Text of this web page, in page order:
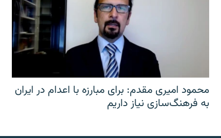
محمود امیری مقدم: برای مبارزه با اعدام در ایران
به فرهنگ‌سازی نیاز داریم